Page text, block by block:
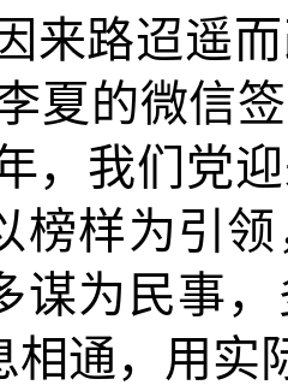
来路迢遥
夏的微信
，我们党
榜样为引
谋为民事
相通，用实